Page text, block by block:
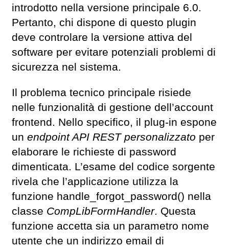
introdotto nella versione principale 6.0.
Pertanto, chi dispone di questo plugin
deve controlare la versione attiva del
software per evitare potenziali problemi di
sicurezza nel sistema.
Il problema tecnico principale risiede
nelle funzionalità di gestione dell’account
frontend. Nello specifico, il plug-in espone
un endpoint API REST personalizzato per
elaborare le richieste di password
dimenticata. L’esame del codice sorgente
rivela che l’applicazione utilizza la
funzione handle_forgot_password() nella
classe CompLibFormHandler. Questa
funzione accetta sia un parametro nome
utente che un indirizzo email di